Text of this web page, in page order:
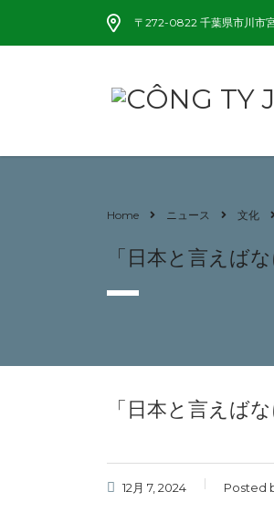
〒272-0822 千葉県市川市
Home ニュース 文化
「日本と言えば
「日本と言えば
12月 7, 2024 Posted